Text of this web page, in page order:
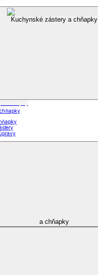
Kuchynské zástery a chňapky
a chňapky